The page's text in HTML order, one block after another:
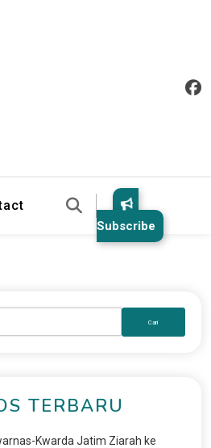
Subscribe
TERBARU
Kwarda Jatim Ziarah ke